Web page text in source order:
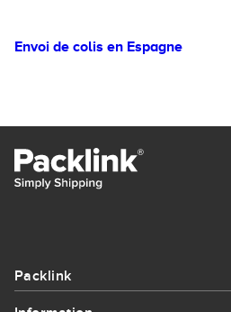
Envoi de colis en Espagne
Packlink